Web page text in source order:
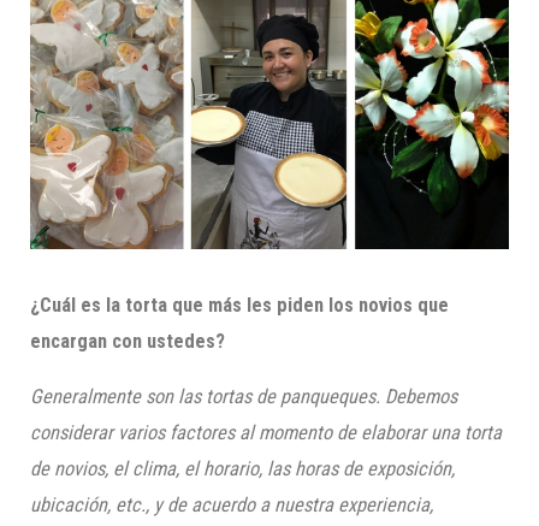
¿Cuál es la torta que más les piden los novios que
encargan con ustedes?
Generalmente son las tortas de panqueques. Debemos
considerar varios factores al momento de elaborar una torta
de novios, el clima, el horario, las horas de exposición,
ubicación, etc., y de acuerdo a nuestra experiencia,